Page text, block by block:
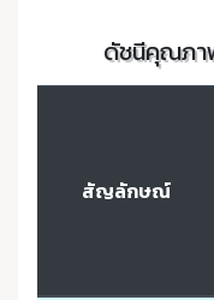
ดัชนีคุณภา
สัญลักษณ์